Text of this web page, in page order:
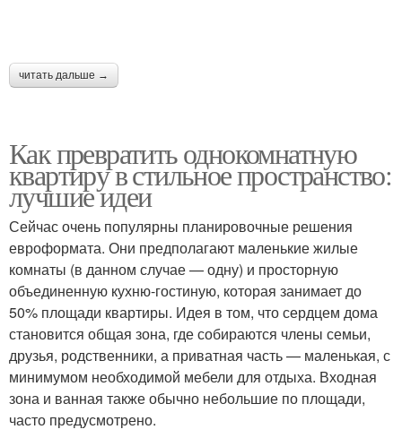
читать дальше →
Как превратить однокомнатную
квартиру в стильное пространство:
лучшие идеи
Сейчас очень популярны планировочные решения
евроформата. Они предполагают маленькие жилые
комнаты (в данном случае — одну) и просторную
объединенную кухню-гостиную, которая занимает до
50% площади квартиры. Идея в том, что сердцем дома
становится общая зона, где собираются члены семьи,
друзья, родственники, а приватная часть — маленькая, с
минимумом необходимой мебели для отдыха. Входная
зона и ванная также обычно небольшие по площади,
часто предусмотрено.